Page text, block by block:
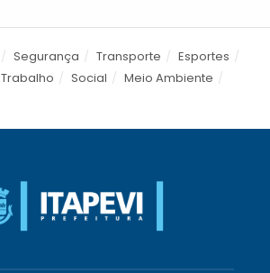
Segurança Transporte
Esportes
Trabalho Social
Meio Ambiente